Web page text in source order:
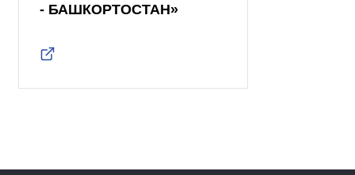
- БАШКОРТОСТАН»